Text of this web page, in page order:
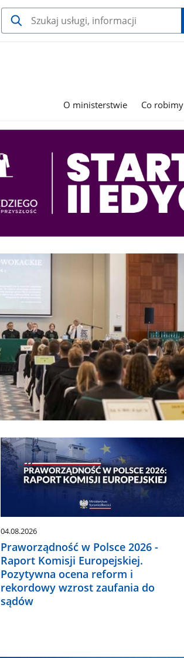
O ministerstwie Co robimy
04.08.2026
Praworządność w Polsce 2026 -
Raport Komisji Europejskiej.
Pozytywna ocena reform i
rekordowy wzrost zaufania do
sądów